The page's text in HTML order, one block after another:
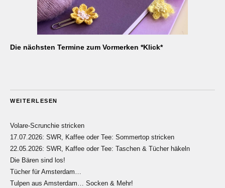
Die nächsten Termine zum Vormerken *Klick*
WEITERLESEN
Volare-Scrunchie stricken
17.07.2026: SWR, Kaffee oder Tee: Sommertop stricken
22.05.2026: SWR, Kaffee oder Tee: Taschen & Tücher häkeln
Die Bären sind los!
Tücher für Amsterdam…
Tulpen aus Amsterdam… Socken & Mehr!